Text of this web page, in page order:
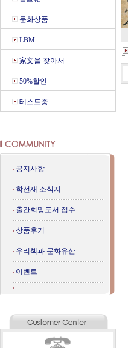
문화상품
LBM
家文을 찾아서
50%할인
테스트중
공지사항
학선재 소식지
출간희망도서 접수
상품후기
우리책과 문화유산
이벤트